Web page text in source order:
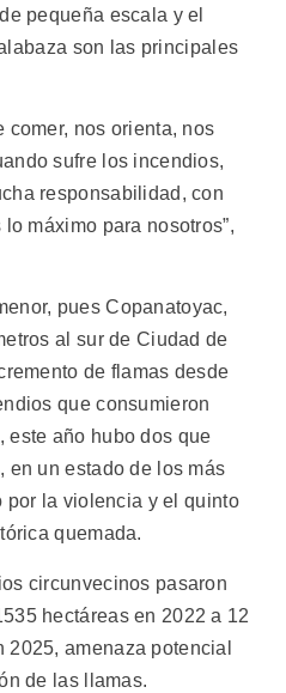
pequeña escala y el
son las principales
comer, nos orienta, nos
sufre los incendios,
responsabilidad, con
máximo para nosotros”,
pues Copanatoyac,
al sur de Ciudad de
de flamas desde
que consumieron
este año hubo dos que
en un estado de los más
por la violencia y el quinto
quemada.
circunvecinos pasaron
hectáreas en 2022 a 12
amenaza potencial
de las llamas.